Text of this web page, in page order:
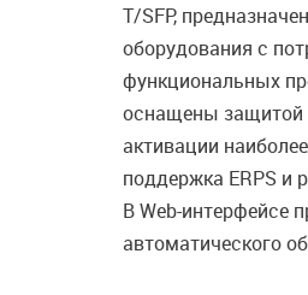
T/SFP,
оборудования с
функциональных
оснащены защитой
активации
поддержка ERPS и
В Web-интерфейсе
автоматического